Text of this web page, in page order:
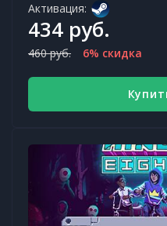
Активация:
434 руб.
460 руб. 6% скидка